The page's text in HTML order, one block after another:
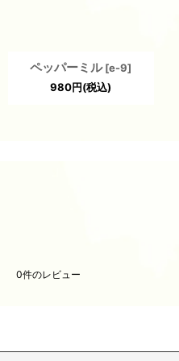
ペッパーミル [e-9]
980円(税込)
0件のレビュー